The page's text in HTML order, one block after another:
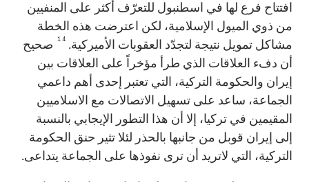
افتتاح فرع لها في اسطنبول للتعرّف أكثر على المنفيين
من ذوي الميول الإسلامية، لكن اعترضت هذه الخطة
مشاكل تمويل نتيجة لتجدّد العقوبات الأميركية. 14 صحيح
أن دفء العلاقات الذي طرأ مؤخراً على العلاقات بين
إيران والحكومة التركية، التي تعتبر إحدى أهم داعمي
الجماعة، ساعد على تسهيل الاتصالات مع الاسلاميين
المقيمين في تركيا، إلا أن هذا التطور الإيجابي بالنسبة
إلى إيران قوبل من جانبها بالحذر لئلا تثير حنق الحكومة
التركية، التي لاتريد أن ترى نفوذها على الجماعة يتداعى.